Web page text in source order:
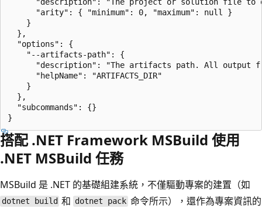
      "arity": { "minimum": 0, "maximum": null }
    }
  },
  "options": {
    "--artifacts-path": {
"description": "The artifacts path. All output
      "helpName": "ARTIFACTS_DIR"
    }
  },
  "subcommands": {}
搭配 .NET Framework MSBuild 使用
.NET MSBuild 任務
MSBuild 是 .NET 的基礎組建系統，不僅驅動專案的建置（如
dotnet build 和 dotnet pack 命令所示），還作為專案資訊的